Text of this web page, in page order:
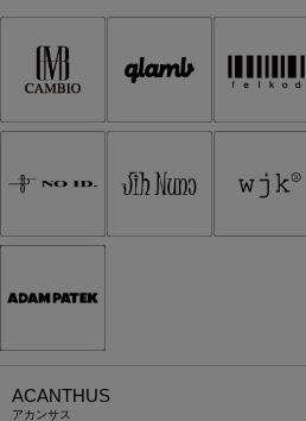
ACANTHUS
アカンサス